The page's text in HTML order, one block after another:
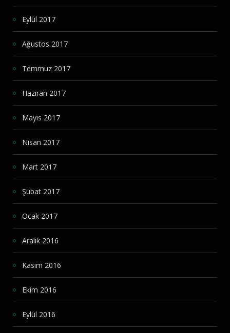
Eylül 2017
Ağustos 2017
Temmuz 2017
Haziran 2017
Mayıs 2017
Nisan 2017
Mart 2017
Şubat 2017
Ocak 2017
Aralık 2016
Kasım 2016
Ekim 2016
Eylül 2016